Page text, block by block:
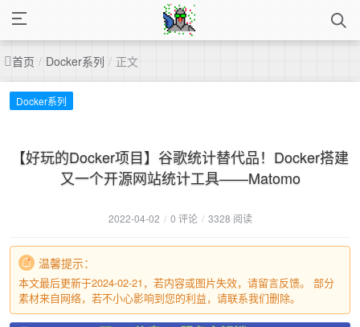
首页 / Docker系列 / 正文
Docker系列
【好玩的Docker项目】谷歌统计替代品！Docker搭建
又一个开源网站统计工具——Matomo
2022-04-02 / 0 评论 / 3328 阅读
温馨提示：
本文最后更新于2024-02-21，若内容或图片失效，请留言反馈。 部分
素材来自网络，若不小心影响到您的利益，请联系我们删除。